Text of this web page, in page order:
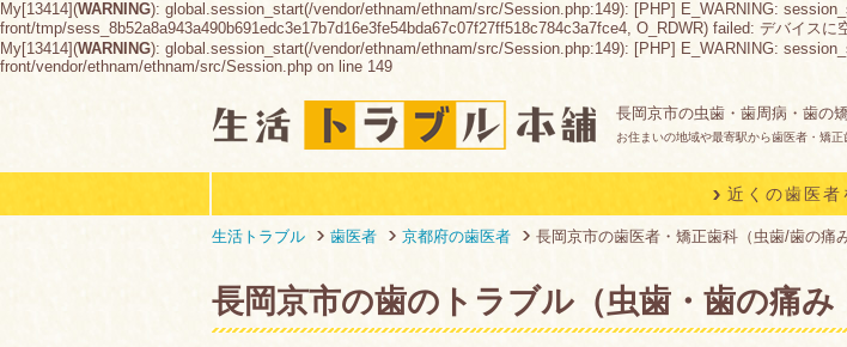
My[13414](WARNING): global.session_start(/vendor/ethnam/ethnam/src/Session.php:149): [PHP] E_WARNING:
front/tmp/sess_8b52a8a943a490b691edc3e17b7d16e3fe54bda67c07f27ff518c784c3a7fce4, O_RDWR) failed: デバイス
My[13414](WARNING): global.session_start(/vendor/ethnam/ethnam/src/Session.php:149): [PHP] E_WARNING:
front/vendor/ethnam/ethnam/src/Session.php on line 149
長岡京市の虫歯・歯周病・歯の
お住まいの地域や最寄駅から歯医者・矯
近くの歯医者
生活トラブル 歯医者 京都府の歯医者 長岡京市の歯医者・矯正歯科（虫歯/歯の痛
長岡京市の歯のトラブル（虫歯・歯の痛み